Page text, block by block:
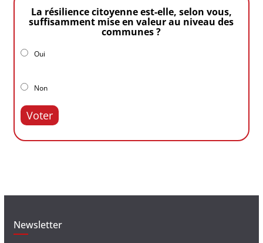
La résilience citoyenne est-elle, selon vous,
suffisamment mise en valeur au niveau des
communes ?
Oui
Non
Voter
Newsletter